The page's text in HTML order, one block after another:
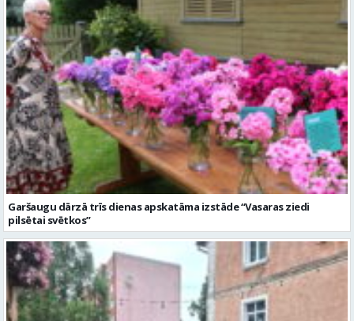
Garšaugu dārzā trīs dienas apskatāma izstāde “Vasaras ziedi
pilsētai svētkos”